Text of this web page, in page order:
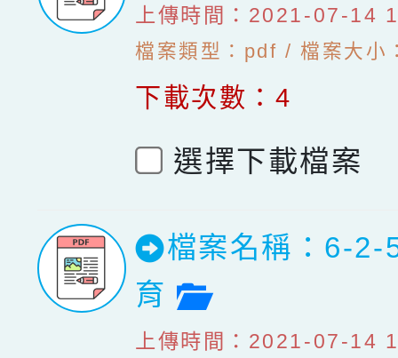
上傳時間：2021-07-14
檔案類型：pdf / 檔案大小
下載次數：4
選擇下載檔案
檔案名稱：6-2-
育
檔案預覽
上傳時間：2021-07-14